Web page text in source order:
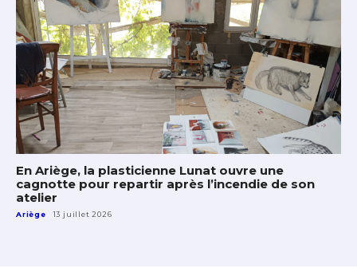
En Ariège, la plasticienne Lunat ouvre une
cagnotte pour repartir après l’incendie de son
atelier
Ariège 13 juillet 2026